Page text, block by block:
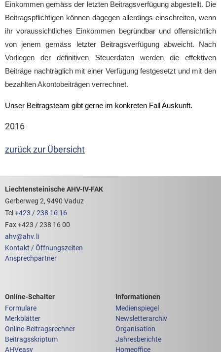
Einkommen gemäss der letzten Beitragsverfügung abgestellt. Die
Beitragspflichtigen können dagegen allerdings einschreiten, wenn
ihr voraussichtliches Einkommen begründbar und offensichtlich
von jenem gemäss letzter Beitragsverfügung abweicht. Nach
Vorliegen der definitiven Steuerdaten werden die effektiven
Beiträge nachträglich mit einer Verfügung festgesetzt und mit den
bezahlten Akontobeiträgen verrechnet.
Unser Beitragsteam gibt gerne im konkreten Fall Auskunft.
2016
zurück zur Übersicht
Footerbereich mit hilfreichen Links
Liechtensteinische AHV-IV-FAK
Gerberweg 2, 9490 Vaduz
Tel +423 / 238 16 16
Fax +423 / 238 16 00
ahv@ahv. li
Kontakt / Öffnungszeiten
Ansprechpartner
Links zum
Online-Schalter
Formulare
Merkblätter
Online-Beitragsrechner
Beitragsskriptum
AHVeasy
Links zu weiteren
Informationen
Medienspiegel
Newsletterarchiv
Organisation
Jahresberichte
Homeoffice